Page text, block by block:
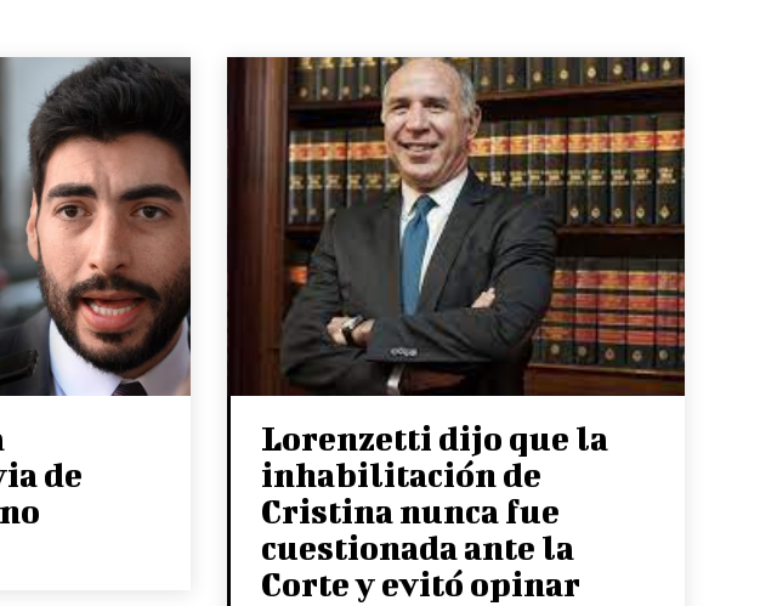
de
Lorenzetti dijo que la
inhabilitación de
Cristina nunca fue
cuestionada ante la
Corte y evitó opinar